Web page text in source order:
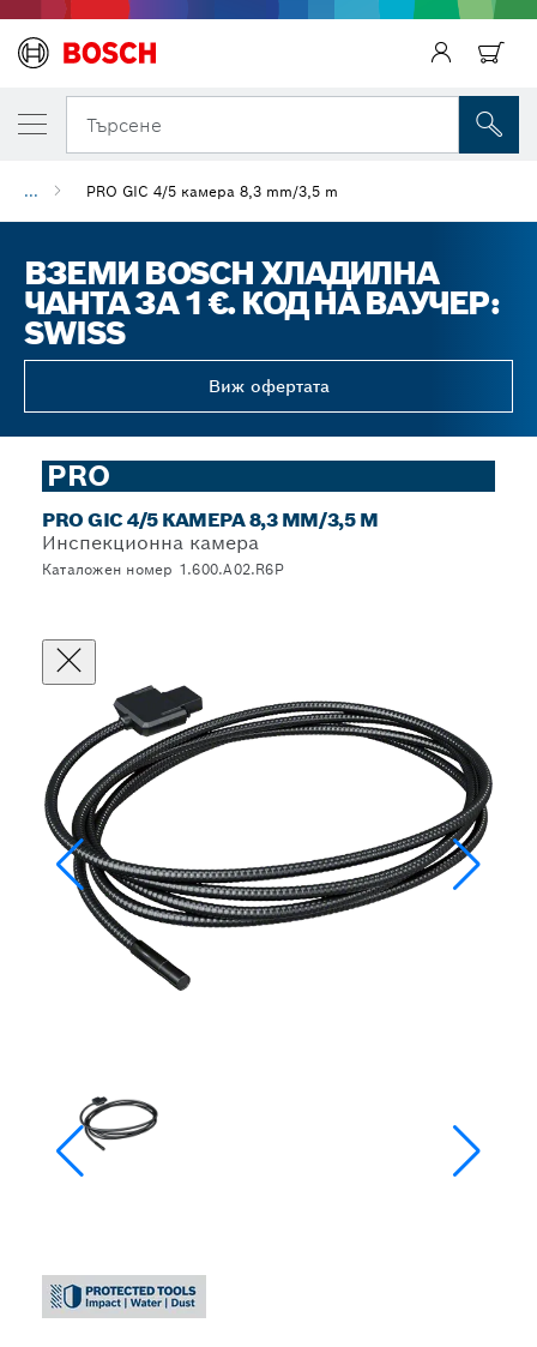
Търсене
... PRO GIC 4/5 камера 8,3 mm/3,5 m
ВЗЕМИ BOSCH ХЛАДИЛНА
ЧАНТА ЗА 1 €. КОД НА ВАУЧЕР:
SWISS
Виж офертата
PRO
PRO GIC 4/5 КАМЕРА 8,3 MM/3,5 M
Инспекционна камера
Каталожен номер 1.600.A02.R6P